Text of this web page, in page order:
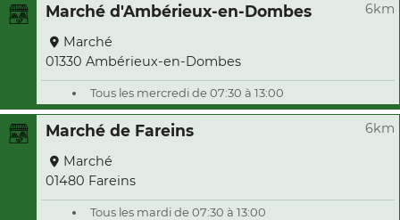
Marché d'Ambérieux-en-Dombes 6km
Marché
01330 Ambérieux-en-Dombes
Tous les mercredi de 07:30 à 13:00
Marché de Fareins 6km
Marché
01480 Fareins
Tous les mardi de 07:30 à 13:00